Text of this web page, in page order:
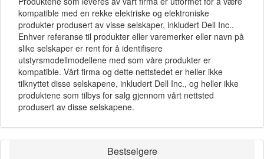
kompatible med en rekke elektriske og elektroniske
produkter produsert av visse selskaper, inkludert Dell Inc..
Enhver referanse til produkter eller varemerker eller navn på
slike selskaper er rent for å identifisere
utstyrsmodellmodellene med som våre produkter er
kompatible. Vårt firma og dette nettstedet er heller ikke
tilknyttet disse selskapene, inkludert Dell Inc., og heller ikke
produktene som tilbys for salg gjennom vårt nettsted
produsert av disse selskapene.
Bestselgere